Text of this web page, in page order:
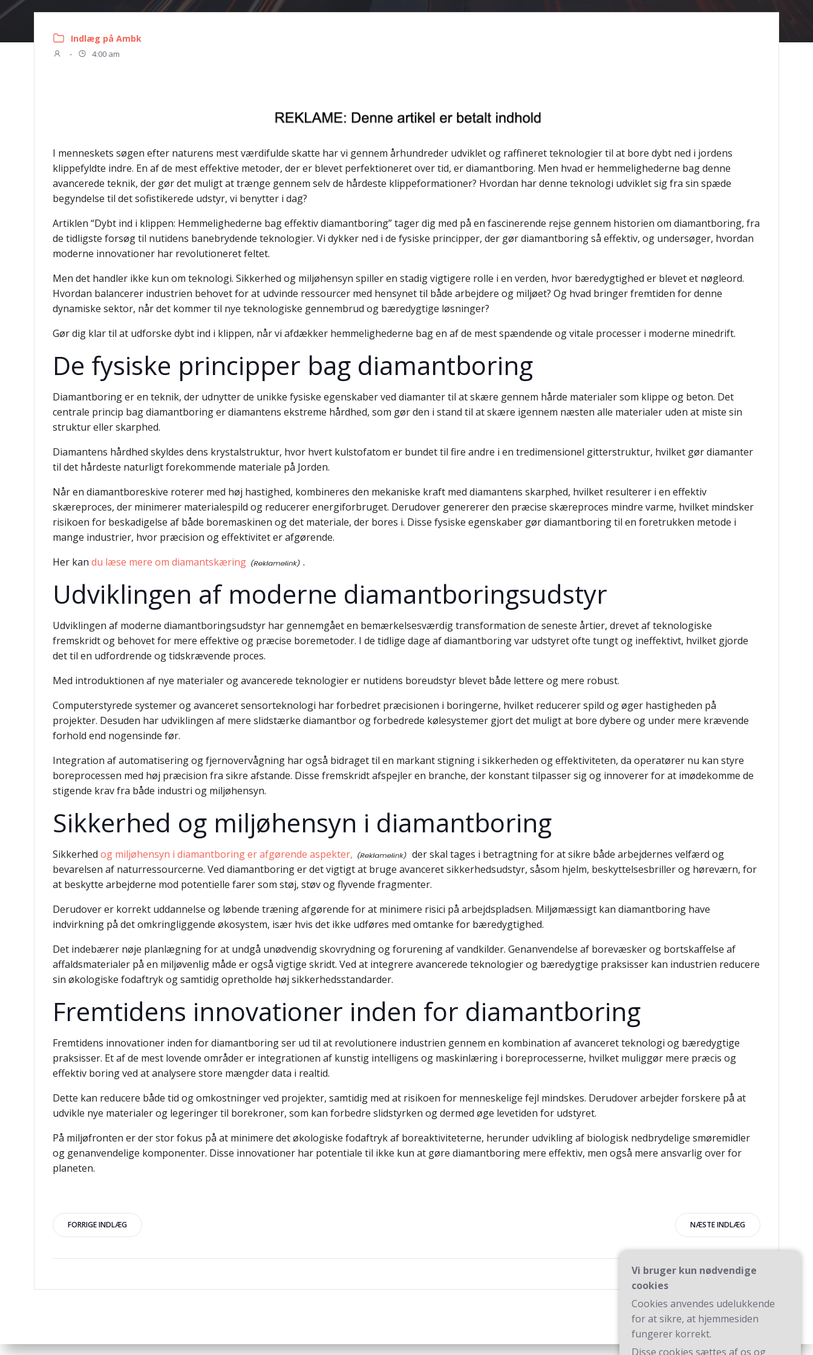
Indlæg på Ambk
- 4:00 am
I menneskets søgen efter naturens mest værdifulde skatte har vi gennem århundreder udviklet og raffineret teknologier til at bore dybt ned i jordens
klippefyldte indre. En af de mest effektive metoder, der er blevet perfektioneret over tid, er diamantboring. Men hvad er hemmelighederne bag denne
avancerede teknik, der gør det muligt at trænge gennem selv de hårdeste klippeformationer? Hvordan har denne teknologi udviklet sig fra sin spæde
begyndelse til det sofistikerede udstyr, vi benytter i dag?
Artiklen “Dybt ind i klippen: Hemmelighederne bag effektiv diamantboring” tager dig med på en fascinerende rejse gennem historien om diamantboring, fra
de tidligste forsøg til nutidens banebrydende teknologier. Vi dykker ned i de fysiske principper, der gør diamantboring så effektiv, og undersøger, hvordan
moderne innovationer har revolutioneret feltet.
Men det handler ikke kun om teknologi. Sikkerhed og miljøhensyn spiller en stadig vigtigere rolle i en verden, hvor bæredygtighed er blevet et nøgleord.
Hvordan balancerer industrien behovet for at udvinde ressourcer med hensynet til både arbejdere og miljøet? Og hvad bringer fremtiden for denne
dynamiske sektor, når det kommer til nye teknologiske gennembrud og bæredygtige løsninger?
Gør dig klar til at udforske dybt ind i klippen, når vi afdækker hemmelighederne bag en af de mest spændende og vitale processer i moderne minedrift.
De fysiske principper bag diamantboring
Diamantboring er en teknik, der udnytter de unikke fysiske egenskaber ved diamanter til at skære gennem hårde materialer som klippe og beton. Det
centrale princip bag diamantboring er diamantens ekstreme hårdhed, som gør den i stand til at skære igennem næsten alle materialer uden at miste sin
struktur eller skarphed.
Diamantens hårdhed skyldes dens krystalstruktur, hvor hvert kulstofatom er bundet til fire andre i en tredimensionel gitterstruktur, hvilket gør diamanter
til det hårdeste naturligt forekommende materiale på Jorden.
Når en diamantboreskive roterer med høj hastighed, kombineres den mekaniske kraft med diamantens skarphed, hvilket resulterer i en effektiv
skæreproces, der minimerer materialespild og reducerer energiforbruget. Derudover genererer den præcise skæreproces mindre varme, hvilket mindsker
risikoen for beskadigelse af både boremaskinen og det materiale, der bores i. Disse fysiske egenskaber gør diamantboring til en foretrukken metode i
mange industrier, hvor præcision og effektivitet er afgørende.
Her kan du læse mere om diamantskæring .
Udviklingen af moderne diamantboringsudstyr
Udviklingen af moderne diamantboringsudstyr har gennemgået en bemærkelsesværdig transformation de seneste årtier, drevet af teknologiske
fremskridt og behovet for mere effektive og præcise boremetoder. I de tidlige dage af diamantboring var udstyret ofte tungt og ineffektivt, hvilket gjorde
det til en udfordrende og tidskrævende proces.
Med introduktionen af nye materialer og avancerede teknologier er nutidens boreudstyr blevet både lettere og mere robust.
Computerstyrede systemer og avanceret sensorteknologi har forbedret præcisionen i boringerne, hvilket reducerer spild og øger hastigheden på
projekter. Desuden har udviklingen af mere slidstærke diamantbor og forbedrede kølesystemer gjort det muligt at bore dybere og under mere krævende
forhold end nogensinde før.
Integration af automatisering og fjernovervågning har også bidraget til en markant stigning i sikkerheden og effektiviteten, da operatører nu kan styre
boreprocessen med høj præcision fra sikre afstande. Disse fremskridt afspejler en branche, der konstant tilpasser sig og innoverer for at imødekomme de
stigende krav fra både industri og miljøhensyn.
Sikkerhed og miljøhensyn i diamantboring
Sikkerhed og miljøhensyn i diamantboring er afgørende aspekter,
der skal tages i betragtning for at sikre både arbejdernes velfærd og
bevarelsen af naturressourcerne. Ved diamantboring er det vigtigt at bruge avanceret sikkerhedsudstyr, såsom hjelm, beskyttelsesbriller og høreværn, for
at beskytte arbejderne mod potentielle farer som støj, støv og flyvende fragmenter.
Derudover er korrekt uddannelse og løbende træning afgørende for at minimere risici på arbejdspladsen. Miljømæssigt kan diamantboring have
indvirkning på det omkringliggende økosystem, især hvis det ikke udføres med omtanke for bæredygtighed.
Det indebærer nøje planlægning for at undgå unødvendig skovrydning og forurening af vandkilder. Genanvendelse af borevæsker og bortskaffelse af
affaldsmaterialer på en miljøvenlig måde er også vigtige skridt. Ved at integrere avancerede teknologier og bæredygtige praksisser kan industrien reducere
sin økologiske fodaftryk og samtidig opretholde høj sikkerhedsstandarder.
Fremtidens innovationer inden for diamantboring
Fremtidens innovationer inden for diamantboring ser ud til at revolutionere industrien gennem en kombination af avanceret teknologi og bæredygtige
praksisser. Et af de mest lovende områder er integrationen af kunstig intelligens og maskinlæring i boreprocesserne, hvilket muliggør mere præcis og
effektiv boring ved at analysere store mængder data i realtid.
Dette kan reducere både tid og omkostninger ved projekter, samtidig med at risikoen for menneskelige fejl mindskes. Derudover arbejder forskere på at
udvikle nye materialer og legeringer til borekroner, som kan forbedre slidstyrken og dermed øge levetiden for udstyret.
På miljøfronten er der stor fokus på at minimere det økologiske fodaftryk af boreaktiviteterne, herunder udvikling af biologisk nedbrydelige smøremidler
og genanvendelige komponenter. Disse innovationer har potentiale til ikke kun at gøre diamantboring mere effektiv, men også mere ansvarlig over for
planeten.
Indlægsnavigation
FORRIGE INDLÆG NÆSTE INDLÆG
Vi bruger kun nødvendige
cookies
Cookies anvendes udelukkende
for at sikre, at hjemmesiden
fungerer korrekt.
Disse cookies sættes af os og